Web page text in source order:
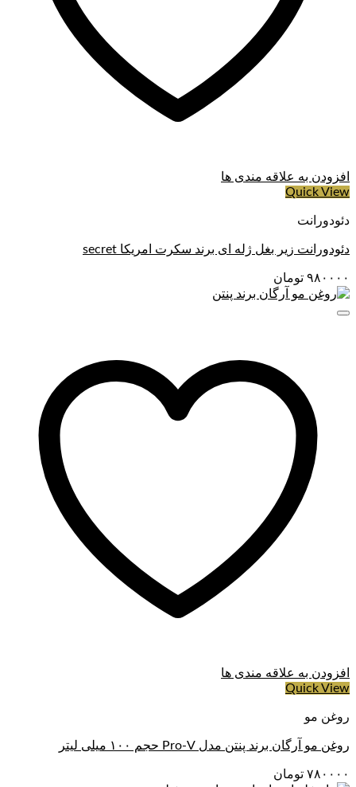
افزودن به علاقه مندی ها
Quick View
دئودورانت
دئودورانت زیر بغل ژله ای برند سکرت امریکا secret
۹۸۰۰۰۰ تومان
افزودن به علاقه مندی ها
Quick View
روغن مو
روغن مو آرگان برند پنتن مدل Pro-V حجم ۱۰۰ میلی لیتر
۷۸۰۰۰۰ تومان